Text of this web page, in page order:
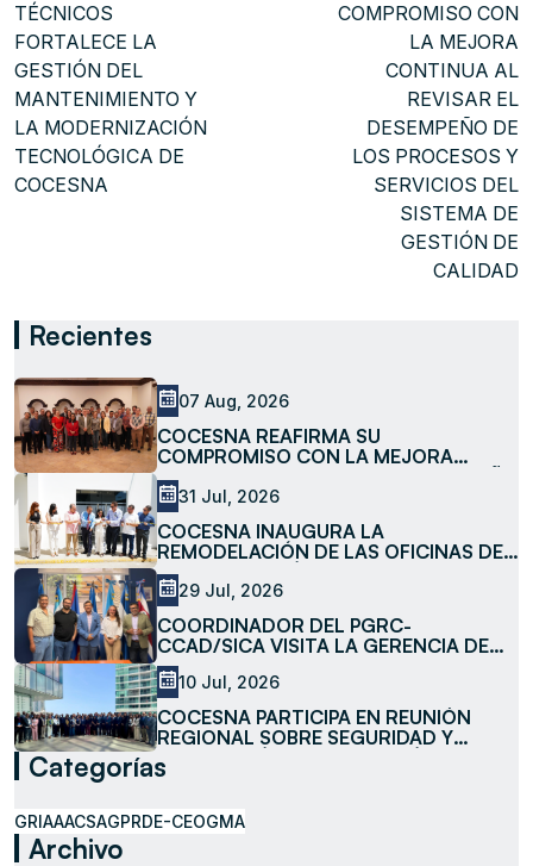
TÉCNICOS
FORTALECE LA
GESTIÓN DEL
MANTENIMIENTO Y
LA MODERNIZACIÓN
TECNOLÓGICA DE
COCESNA
COMPROMISO CON
LA MEJORA
CONTINUA AL
REVISAR EL
DESEMPEÑO DE
LOS PROCESOS Y
SERVICIOS DEL
SISTEMA DE
GESTIÓN DE
CALIDAD
Recientes
07 Aug, 2026
COCESNA REAFIRMA SU
COMPROMISO CON LA MEJORA
CONTINUA AL REVISAR EL DESEMPEÑO
DE LOS PROCESOS Y SERVICIOS DEL
SISTEMA DE GESTIÓN DE CALIDAD
31 Jul, 2026
COCESNA INAUGURA LA
REMODELACIÓN DE LAS OFICINAS DE
LA SUBESTACIÓN LA MESA
29 Jul, 2026
COORDINADOR DEL PGRC-
CCAD/SICA VISITA LA GERENCIA DE
MEDIO AMBIENTE DE COCESNA
10 Jul, 2026
COCESNA PARTICIPA EN REUNIÓN
REGIONAL SOBRE SEGURIDAD Y
FACILITACIÓN DE LA AVIACIÓN
Categorías
GRIAAACSAGPRDE-CEOGMA
Archivo